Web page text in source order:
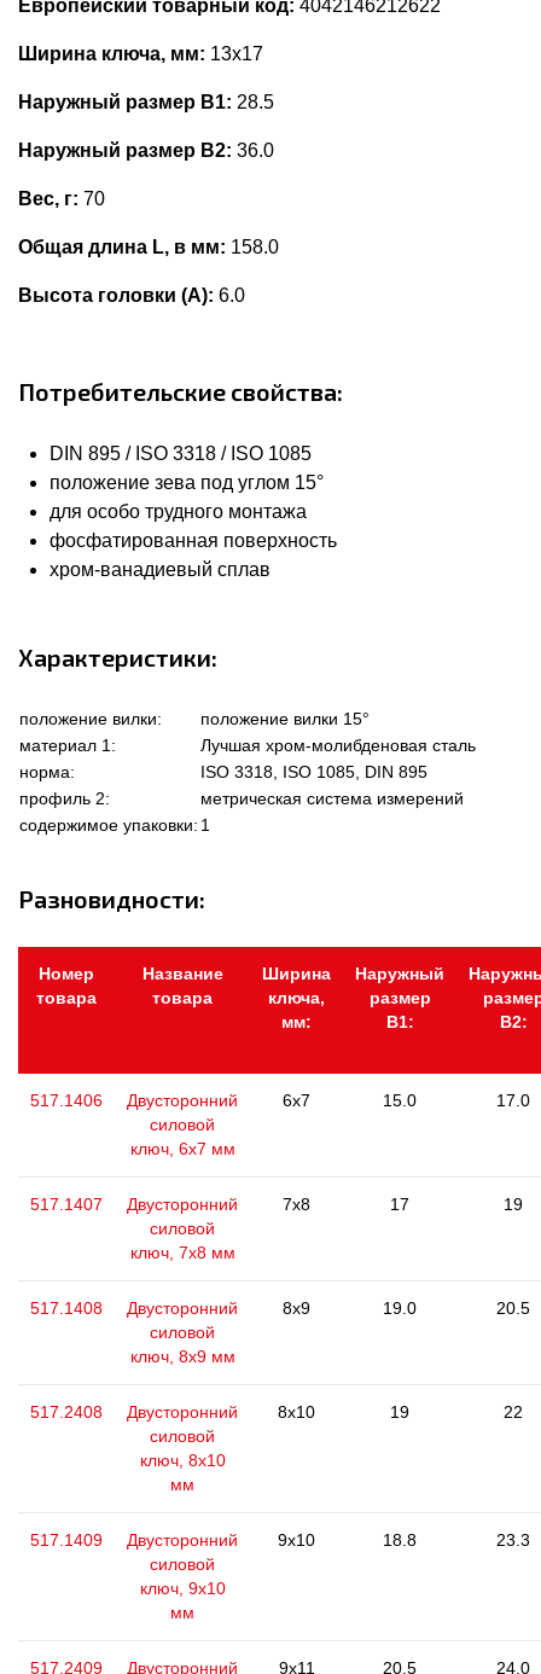
Европейский товарный код: 4042146212622
Ширина ключа, мм: 13x17
Наружный размер В1: 28.5
Наружный размер В2: 36.0
Вес, г: 70
Общая длина L, в мм: 158.0
Высота головки (А): 6.0
Потребительские свойства:
DIN 895 / ISO 3318 / ISO 1085
положение зева под углом 15°
для особо трудного монтажа
фосфатированная поверхность
хром-ванадиевый сплав
Характеристики:
положение вилки:
положение вилки 15°
материал 1:
Лучшая хром-молибденовая сталь
норма:
ISO 3318, ISO 1085, DIN 895
профиль 2:
метрическая система измерений
содержимое упаковки: 1
Разновидности:
Номер
товара
Название
товара
Ширина
ключа,
мм:
Наружный
размер
В1:
В2:
517.1406
Двусторонний
силовой
ключ, 6х7 мм
6x7 15.0 17.0
517.1407
Двусторонний
силовой
ключ, 7x8 мм
7x8 17 19
517.1408
Двусторонний
силовой
ключ, 8х9 мм
8x9 19.0 20.5
517.2408
Двусторонний
силовой
ключ, 8x10
мм
8x10 19 22
517.1409
Двусторонний
силовой
ключ, 9x10
мм
9x10 18.8 23.3
517.2409 Двусторонний 9x11 20.5 24.0